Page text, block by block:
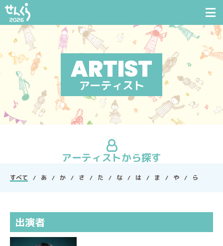
アーティスト
アーティストから探す
すべて あ か さ た な は ま や ら
出演者